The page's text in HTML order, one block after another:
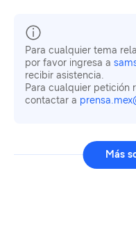
Para cualquier tema
por favor ingresa a
recibir asistencia.
Para cualquier petición
contactar a
Más